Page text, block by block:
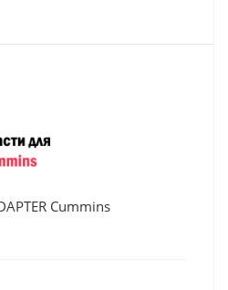
Cummins